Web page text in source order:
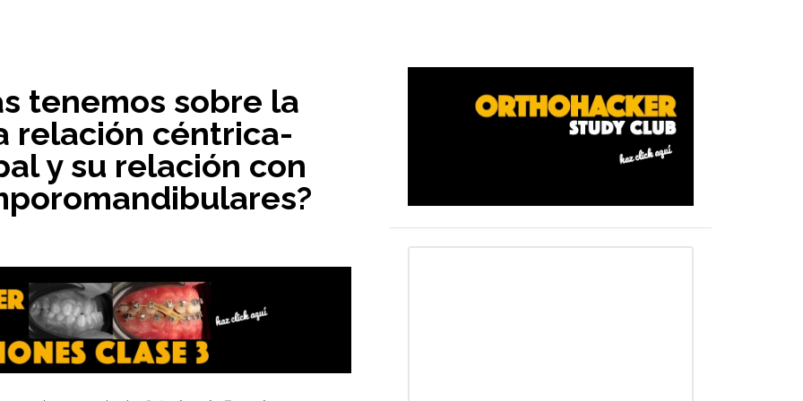
tenemos sobre la
relación céntrica-
y su relación con
Barra
primaria